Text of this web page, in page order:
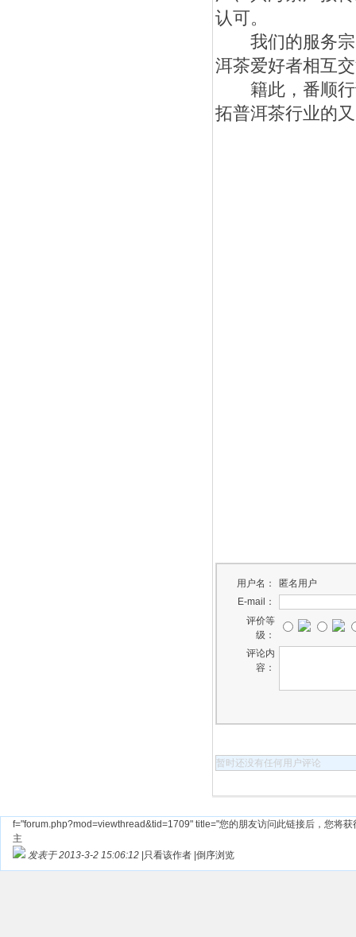
认可。
我们的服务宗
洱茶爱好者相互
籍此，番顺行
拓普洱茶行业的
用户名：
匿名用户
E-mail：
评价等
级：
评论内
容：
暂时还没有任何用户评论
f="forum.php?mod=viewthread&tid=1709" title="您的朋友访问此链接后，您将
主
发表于 2013-3-2 15:06:12 只看该作者 倒序浏览